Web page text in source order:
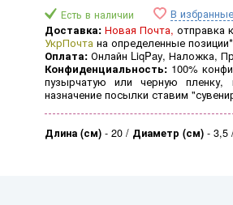
Есть в наличии В избранные
Доставка: Новая Почта, отправка
УкрПочта на определенные позиции*
Оплата: Онлайн LiqPay, Наложка,
Конфиденциальность: 100%
пузырчатую или черную пленку,
назначение посылки ставим
Длина (см) - 20 Диаметр (см) - 3,5